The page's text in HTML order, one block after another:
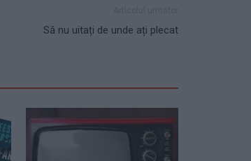
Să nu uitați de unde ați plecat